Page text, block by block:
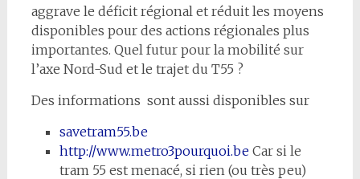
aggrave le déficit régional et réduit les moyens
disponibles pour des actions régionales plus
importantes. Quel futur pour la mobilité sur
l’axe Nord-Sud et le trajet du T55 ?
Des informations sont aussi disponibles sur
savetram55.be
http://www.metro3pourquoi.beCar si le
tram 55 est menacé, si rien (ou très peu)